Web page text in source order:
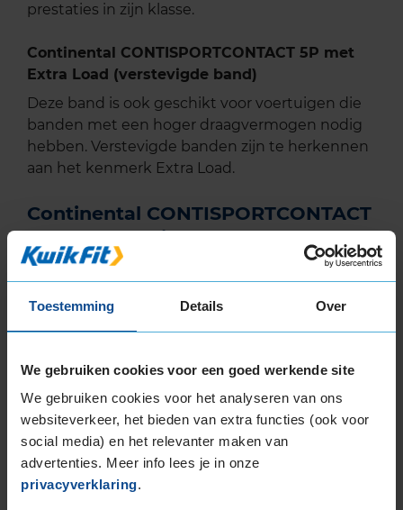
Toestemming Details Over
We gebruiken cookies voor een goed werkende site
We gebruiken cookies voor het analyseren van ons
websiteverkeer, het bieden van extra functies (ook voor
social media) en het relevanter maken van
advertenties. Meer info lees je in onze
privacyverklaring.
prestaties in zijn klasse.
Continental CONTISPORTCONTACT 5P met
Extra Load (verstevigde band)
Deze band is ook geschikt voor voertuigen die
banden met een hoger draagvermogen nodig
hebben. Verstevigde banden zijn te herkennen
aan het kenmerk Extra Load.
Continental CONTISPORTCONTACT
5P Extra load in de maat 275 35 R20
kopen bij KwikFit
Extra load in de maat 275 35 R20 eenvoudig
online en plan ook gelijk online je
EU Bandenlabel